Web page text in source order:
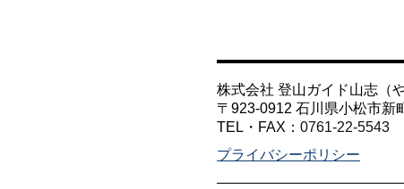
株式会社 登山ガイド山志（
〒923-0912 石川県小松市新
TEL・FAX： 0761-22-5543
プライバシーポリシー